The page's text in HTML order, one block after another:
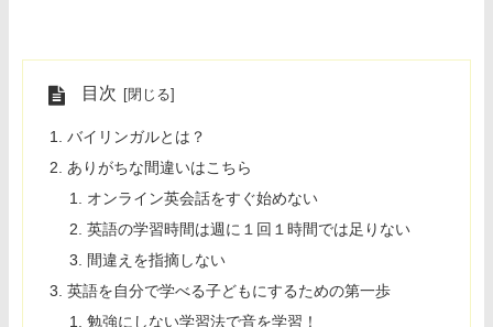
目次
バイリンガルとは？
ありがちな間違いはこちら
オンライン英会話をすぐ始めない
英語の学習時間は週に１回１時間では足りない
間違えを指摘しない
英語を自分で学べる子どもにするための第一歩
勉強にしない学習法で音を学習！